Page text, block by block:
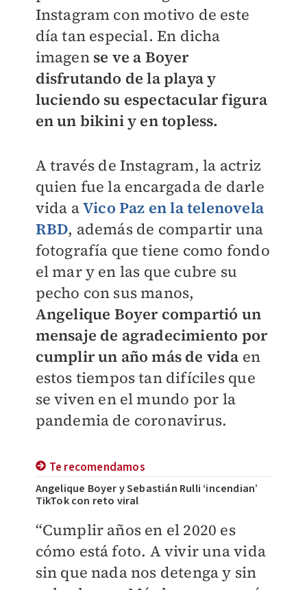
Instagram con motivo de este
día tan especial. En dicha
imagen se ve a Boyer
disfrutando de la playa y
luciendo su espectacular figura
en un bikini y en topless.
A través de Instagram, la actriz
quien fue la encargada de darle
vida aVico Paz en la telenovela
RBD, además de compartir una
fotografía que tiene como fondo
el mar y en las que cubre su
pecho con sus manos,
Angelique Boyer compartió un
mensaje de agradecimiento por
cumplir un año más de vida en
estos tiempos tan difíciles que
se viven en el mundo por la
pandemia de coronavirus.
Te recomendamos
Angelique Boyer y Sebastián Rulli ‘incendian’
TikTok con reto viral
“Cumplir años en el 2020 es
cómo está foto. A vivir una vida
sin que nada nos detenga y sin